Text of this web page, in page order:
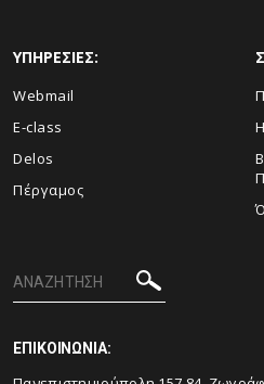
ΥΠΗΡΕΣΙΕΣ:
Webmail
E-class
Delos
Πέργαμος
ΕΠΙΚΟΙΝΩΝΙΑ: